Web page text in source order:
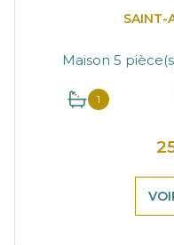
SAINT-
1